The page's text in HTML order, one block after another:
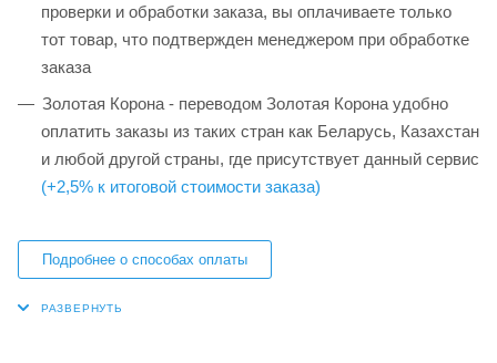
проверки и обработки заказа, вы оплачиваете только
тот товар, что подтвержден менеджером при обработке
заказа
Золотая Корона - переводом Золотая Корона удобно
оплатить заказы из таких стран как Беларусь, Казахстан
и любой другой страны, где присутствует данный сервис
(+2,5% к итоговой стоимости заказа)
Подробнее о способах оплаты